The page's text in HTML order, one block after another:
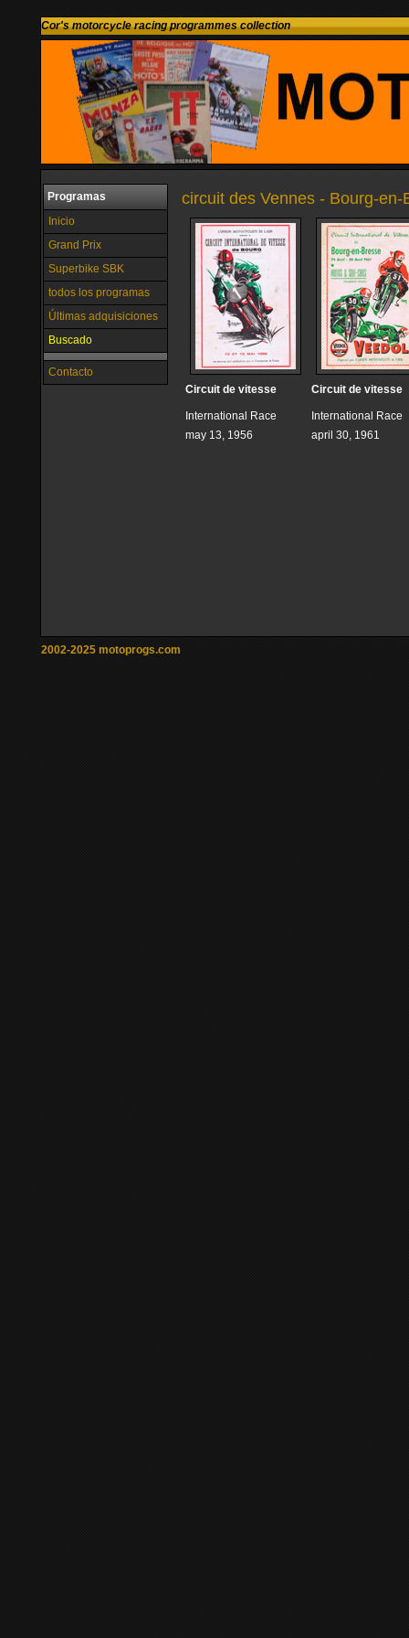
Cor's motorcycle racing programmes collection
Programas
Inicio
Grand Prix
Superbike SBK
todos los programas
Últimas adquisiciones
Buscado
Contacto
circuit des Vennes - Bourg-en-
Circuit de vitesse
International Race
may 13, 1956
Circuit de vitesse
International Race
april 30, 1961
2002-2025 motoprogs.com